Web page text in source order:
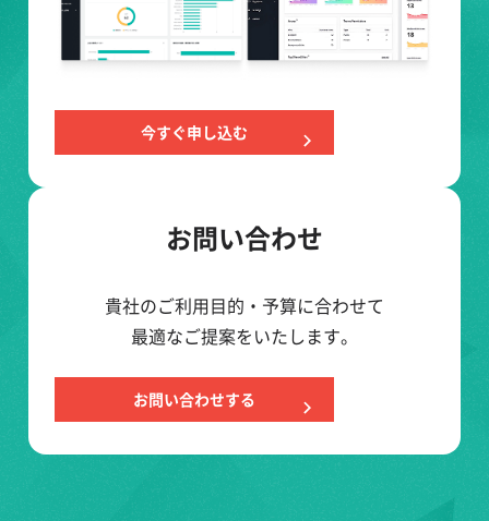
今すぐ申し込む
お問い合わせ
貴社のご利用目的・予算に合わせて
最適なご提案をいたします。
お問い合わせする